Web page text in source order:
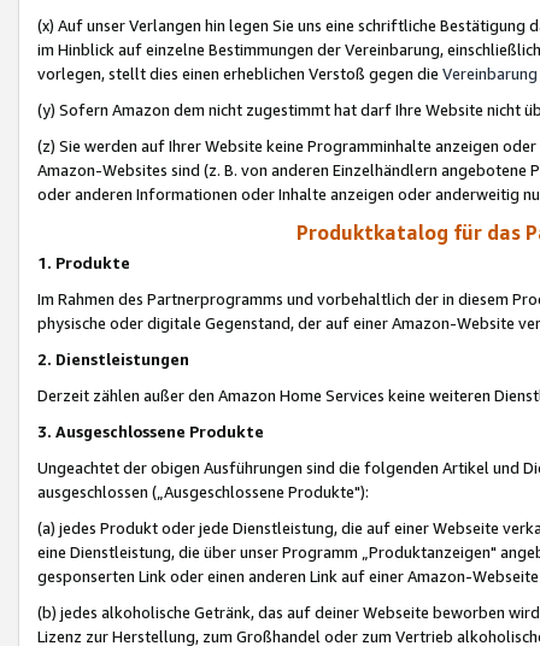
(x) Auf unser Verlangen hin legen Sie uns eine schriftliche
im Hinblick auf einzelne Bestimmungen der Vereinbarung,
vorlegen, stellt dies einen erheblichen Verstoß gegen die Vereinbarung
(y) Sofern Amazon dem nicht zugestimmt hat darf Ihre Website nicht
(z) Sie werden auf Ihrer Website keine Programminhalte anzeigen
Amazon-Websites sind (z. B. von anderen Einzelhändlern
oder anderen Informationen oder Inhalte anzeigen oder anderweitig
Produktkatalog für das
1. Produkte
Im Rahmen des Partnerprogramms und vorbehaltlich der in diesem
physische oder digitale Gegenstand, der auf einer Amazon-Website
2. Dienstleistungen
Derzeit zählen außer den Amazon Home Services keine weiteren
3. Ausgeschlossene Produkte
Ungeachtet der obigen Ausführungen sind die folgenden Artikel und
ausgeschlossen („Ausgeschlossene Produkte"):
(a) jedes Produkt oder jede Dienstleistung, die auf einer Webseite
eine Dienstleistung, die über unser Programm „Produktanzeigen"
gesponserten Link oder einen anderen Link auf einer Amazon-
(b) jedes alkoholische Getränk, das auf deiner Webseite beworben
Lizenz zur Herstellung, zum Großhandel oder zum Vertrieb